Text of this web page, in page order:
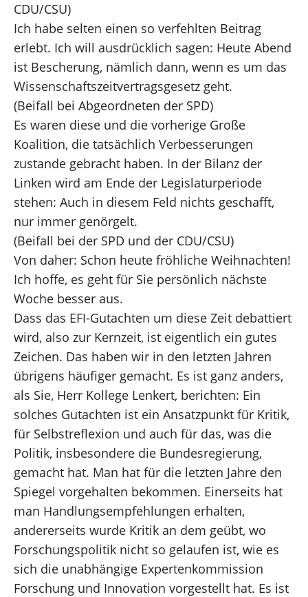
Termine
Facebook
CDU/CSU)
Ich habe selten einen so verfehlten Beitrag
erlebt. Ich will ausdrücklich sagen: Heute Abend
ist Bescherung, nämlich dann, wenn es um das
Wissenschaftszeitvertragsgesetz geht.
(Beifall bei Abgeordneten der SPD)
Es waren diese und die vorherige Große
Koalition, die tatsächlich Verbesserungen
zustande gebracht haben. In der Bilanz der
Linken wird am Ende der Legislaturperiode
stehen: Auch in diesem Feld nichts geschafft,
nur immer genörgelt.
(Beifall bei der SPD und der CDU/CSU)
Von daher: Schon heute fröhliche Weihnachten!
Ich hoffe, es geht für Sie persönlich nächste
Woche besser aus.
Dass das EFI-Gutachten um diese Zeit debattiert
wird, also zur Kernzeit, ist eigentlich ein gutes
Zeichen. Das haben wir in den letzten Jahren
übrigens häufiger gemacht. Es ist ganz anders,
als Sie, Herr Kollege Lenkert, berichten: Ein
solches Gutachten ist ein Ansatzpunkt für Kritik,
für Selbstreflexion und auch für das, was die
Politik, insbesondere die Bundesregierung,
gemacht hat. Man hat für die letzten Jahre den
Spiegel vorgehalten bekommen. Einerseits hat
man Handlungsempfehlungen erhalten,
andererseits wurde Kritik an dem geübt, wo
Forschungspolitik nicht so gelaufen ist, wie es
sich die unabhängige Expertenkommission
Forschung und Innovation vorgestellt hat. Es ist